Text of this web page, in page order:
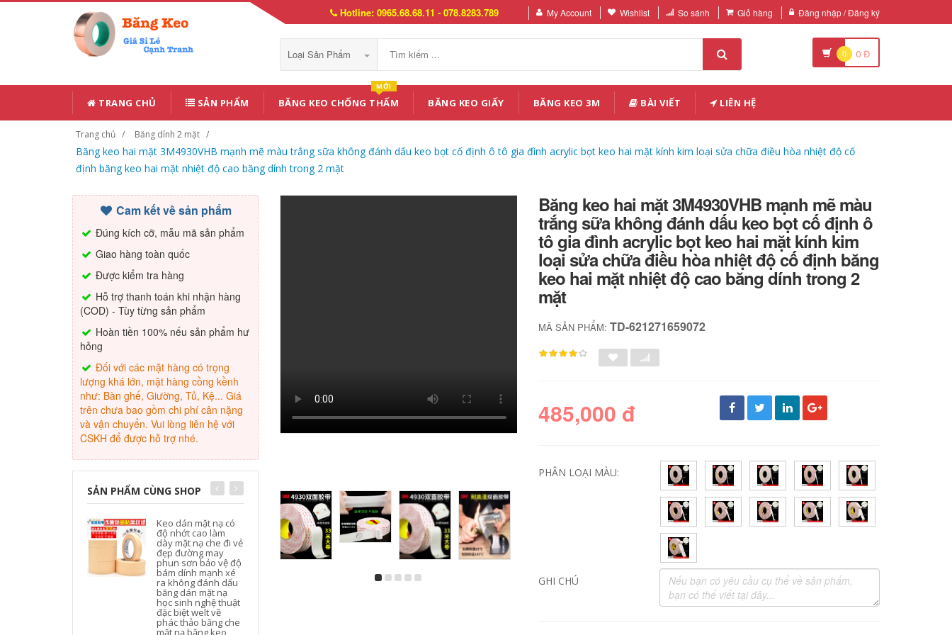
Hotline: 0965.68.68.11 - 078.8283.789 My Account Wishlist So sánh Giỏ hàng Đăng nhập / Đăng ký
Loại Sản Phẩm 0 0 Đ
TRANG CHỦ SẢN PHẨM BĂNG KEO CHỐNG THẤM
MỚI
BĂNG KEO GIẤY BĂNG KEO 3M BÀI VIẾT LIÊN HỆ
Trang chủ Băng dính 2 mặt
Băng keo hai mặt 3M4930VHB mạnh mẽ màu trắng sữa không đánh dấu keo bọt cố định ô tô gia đình acrylic bọt keo hai mặt kính kim loại sửa chữa điều hòa nhiệt độ cố
định băng keo hai mặt nhiệt độ cao băng dính trong 2 mặt
Cam kết về sản phẩm
Đúng kích cỡ, mẫu mã sản phẩm
Giao hàng toàn quốc
Được kiểm tra hàng
Hỗ trợ thanh toán khi nhận hàng
(COD) - Tùy từng sản phẩm
Hoàn tiền 100% nếu sản phẩm hư
hỏng
Đối với các mặt hàng có trọng
lượng khá lớn, mặt hàng cồng kềnh
như: Bàn ghế, Giường, Tủ, Kệ... Giá
trên chưa bao gồm chi phí cân nặng
và vận chuyển. Vui lòng liên hệ với
CSKH để được hỗ trợ nhé.
SẢN PHẨM CÙNG SHOP
Keo dán mặt nạ có
độ nhớt cao làm
dày mặt nạ che đi vẻ
đẹp đường may
phun sơn bảo vệ độ
bám dính mạnh xé
ra không đánh dấu
băng dán mặt nạ
học sinh nghệ thuật
đặc biệt welt vẽ
phác thảo băng che
mặt nạ băng keo
Mười nghìn lần
nano băng dính ma
thuật không đánh
dấu lưới người nổi
tiếng cùng một
miếng dán ma thuật
hấp phụ dính nano
Keo hai mặt, keo
thêu bơ mạnh, có
độ nhớt cao, siêu
mỏng, giấy thấm
dầu trắng có thể xé
dính hai mặt, văn
Băng keo hai mặt 3M4930VHB mạnh mẽ màu
trắng sữa không đánh dấu keo bọt cố định ô
tô gia đình acrylic bọt keo hai mặt kính kim
loại sửa chữa điều hòa nhiệt độ cố định băng
keo hai mặt nhiệt độ cao băng dính trong 2
mặt
MÃ SẢN PHẨM:TD-621271659072
485,000 đ
PHÂN LOẠI MÀU:
GHI CHÚ